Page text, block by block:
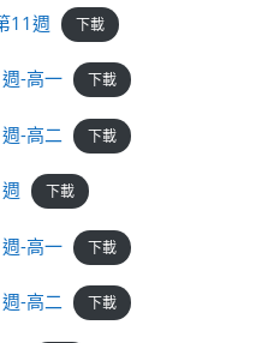
11週 下載
-高一 下載
-高二 下載
下載
-高一 下載
-高二 下載